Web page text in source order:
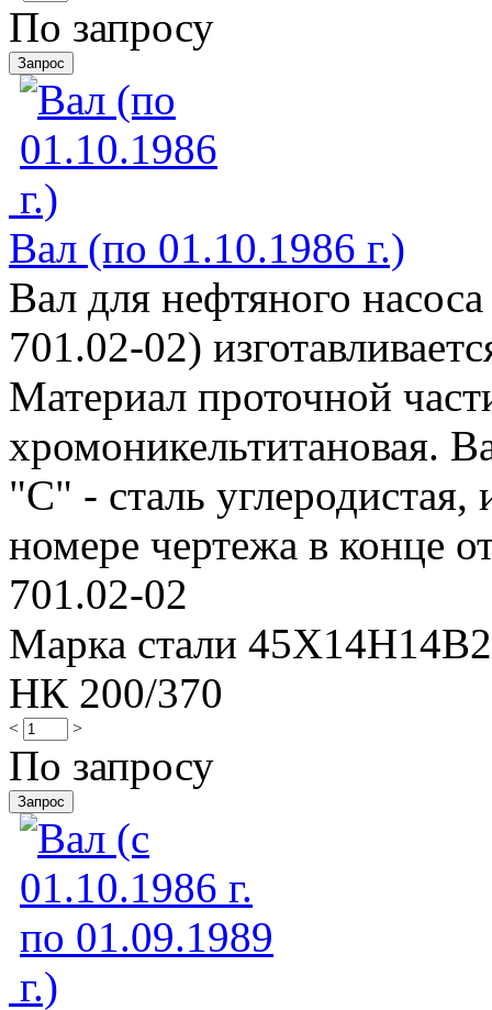
По запросу
Вал (по 01.10.1986 г.)
Вал для нефтяного
701.02-02)
Материал проточной
хромоникельтитановая.
"С" - сталь углеродистая,
номере чертежа в конце
701.02-02
Марка стали
НК 200/370
< >
По запросу